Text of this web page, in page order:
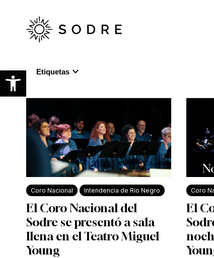
Abrir barra de herramientas
contenido
principal
Etiquetas expand_more
Coro Nacional Intendencia de Río Negro
El Coro Nacional del
Sodre se presentó a sala
llena en el Teatro Miguel
Young
Coro
El